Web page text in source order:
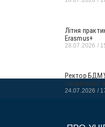
Літня
Erasmus+
28.07.2026
Ректор БДМУ
оновленого
24.07.2026